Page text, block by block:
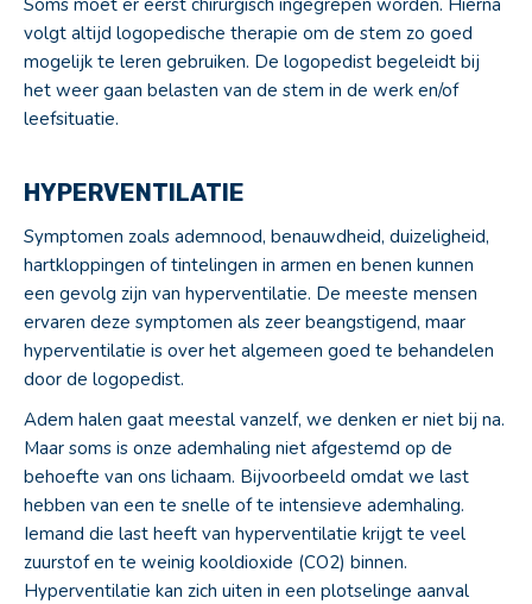
Soms moet er eerst chirurgisch ingegrepen worden. Hierna
volgt altijd logopedische therapie om de stem zo goed
mogelijk te leren gebruiken. De logopedist begeleidt bij
het weer gaan belasten van de stem in de werk en/of
leefsituatie.
HYPERVENTILATIE
Symptomen zoals ademnood, benauwdheid, duizeligheid,
hartkloppingen of tintelingen in armen en benen kunnen
een gevolg zijn van hyperventilatie. De meeste mensen
ervaren deze symptomen als zeer beangstigend, maar
hyperventilatie is over het algemeen goed te behandelen
door de logopedist.
Adem halen gaat meestal vanzelf, we denken er niet bij na.
Maar soms is onze ademhaling niet afgestemd op de
behoefte van ons lichaam. Bijvoorbeeld omdat we last
hebben van een te snelle of te intensieve ademhaling.
Iemand die last heeft van hyperventilatie krijgt te veel
zuurstof en te weinig kooldioxide (CO2) binnen.
Hyperventilatie kan zich uiten in een plotselinge aanval